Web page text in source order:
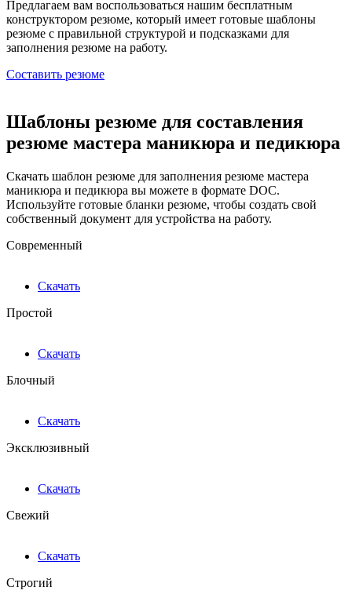
Предлагаем вам воспользоваться нашим бесплатным
конструктором резюме, который имеет готовые шаблоны
резюме с правильной структурой и подсказками для
заполнения резюме на работу.
Составить резюме
Шаблоны резюме для составления
резюме мастера маникюра и педикюра
Скачать шаблон резюме для заполнения резюме мастера
маникюра и педикюра вы можете в формате DOC.
Используйте готовые бланки резюме, чтобы создать свой
собственный документ для устройства на работу.
Современный
Скачать
Простой
Скачать
Блочный
Скачать
Эксклюзивный
Скачать
Свежий
Скачать
Строгий